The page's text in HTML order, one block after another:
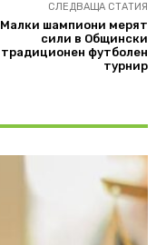
СЛЕДВАЩА СТАТИЯ
Малки шампиони мерят
сили в Общински
традиционен футболен
турнир